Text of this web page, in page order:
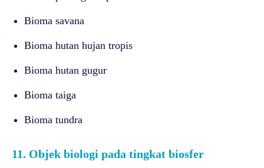
Bioma savana
Bioma hutan hujan tropis
Bioma hutan gugur
Bioma taiga
Bioma tundra
11. Objek biologi pada tingkat biosfer